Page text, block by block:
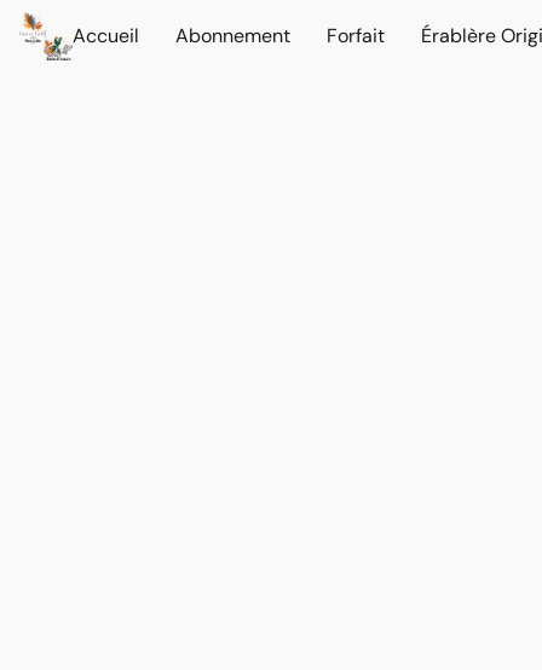
Accueil Abonnement Forfait Érablère